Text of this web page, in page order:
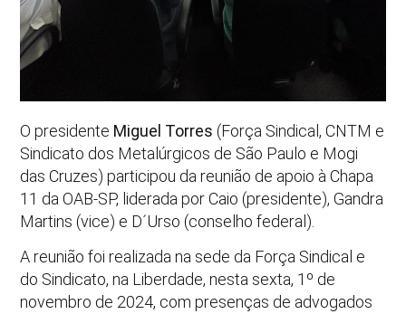
O presidente Miguel Torres (Força Sindical, CNTM e
Sindicato dos Metalúrgicos de São Paulo e Mogi
das Cruzes) participou da reunião de apoio à Chapa
11 da OAB-SP, liderada por Caio (presidente), Gandra
Martins (vice) e D´Urso (conselho federal).
A reunião foi realizada na sede da Força Sindical e
do Sindicato, na Liberdade, nesta sexta, 1º de
novembro de 2024, com presenças de advogados